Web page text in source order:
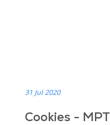
31 Jul 2020
Cookies - MPT